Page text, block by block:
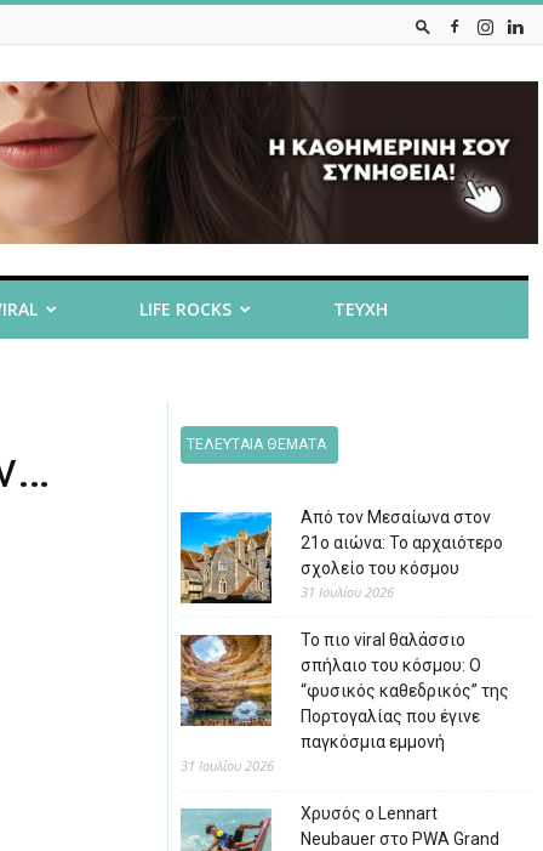
LIFE ROCKS ΤΕΥΧΗ
ΤΕΛΕΥΤΑΙΑ ΘΕΜΑΤΑ
Από τον Μεσαίωνα στον
21ο αιώνα: Το αρχαιότερο
σχολείο του κόσμου
31 Ιουλίου 2026
Το πιο viral θαλάσσιο
σπήλαιο του κόσμου: Ο
“φυσικός καθεδρικός” της
Πορτογαλίας που έγινε
παγκόσμια εμμονή
31 Ιουλίου 2026
Χρυσός ο Lennart
Neubauer στο PWA Grand